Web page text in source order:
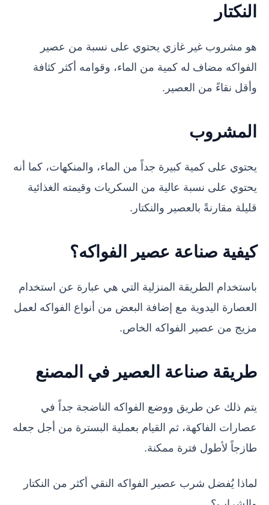
النكتار
هو مشروب غير غازي يحتوي على نسبة من عصير
الفواكه مضاف له كمية من الماء، وقوامه أكثر كثافة
وأقل نقاءً من العصير.
المشروب
يحتوي على كمية كبيرة جداً من الماء، والمنكهات، كما أنه
يحتوي على نسبة عالية من السكريات وقيمته الغذائية
قليلة مقارنةً بالعصير والنكتار.
كيفية صناعة عصير الفواكه؟
باستخدام الطريقة المنزلية التي هي عبارة عن استخدام
العصارة اليدوية مع إضافة البعض من أنواع الفواكه لعمل
مزيج من عصير الفواكه الخاص.
طريقة صناعة العصير في المصنع
يتم ذلك عن طريق ووضع الفواكه الناضجة جداً في
عصارات الفاكهة، ثم القيام بعملية البسترة من أجل جعله
طازجاً لأطول فترة ممكنة.
لماذا يُفضل شرب عصير الفواكه النقي أكثر من النكتار